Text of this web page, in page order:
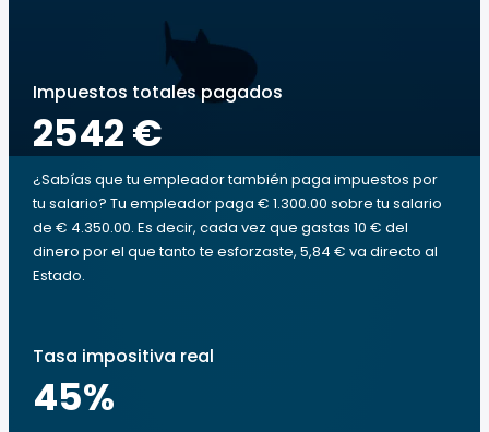
Impuestos totales pagados
2542 €
¿Sabías que tu empleador también paga impuestos por
tu salario? Tu empleador paga € 1.300.00 sobre tu salario
de € 4.350.00. Es decir, cada vez que gastas 10 € del
dinero por el que tanto te esforzaste, 5,84 € va directo al
Estado.
Tasa impositiva real
45%